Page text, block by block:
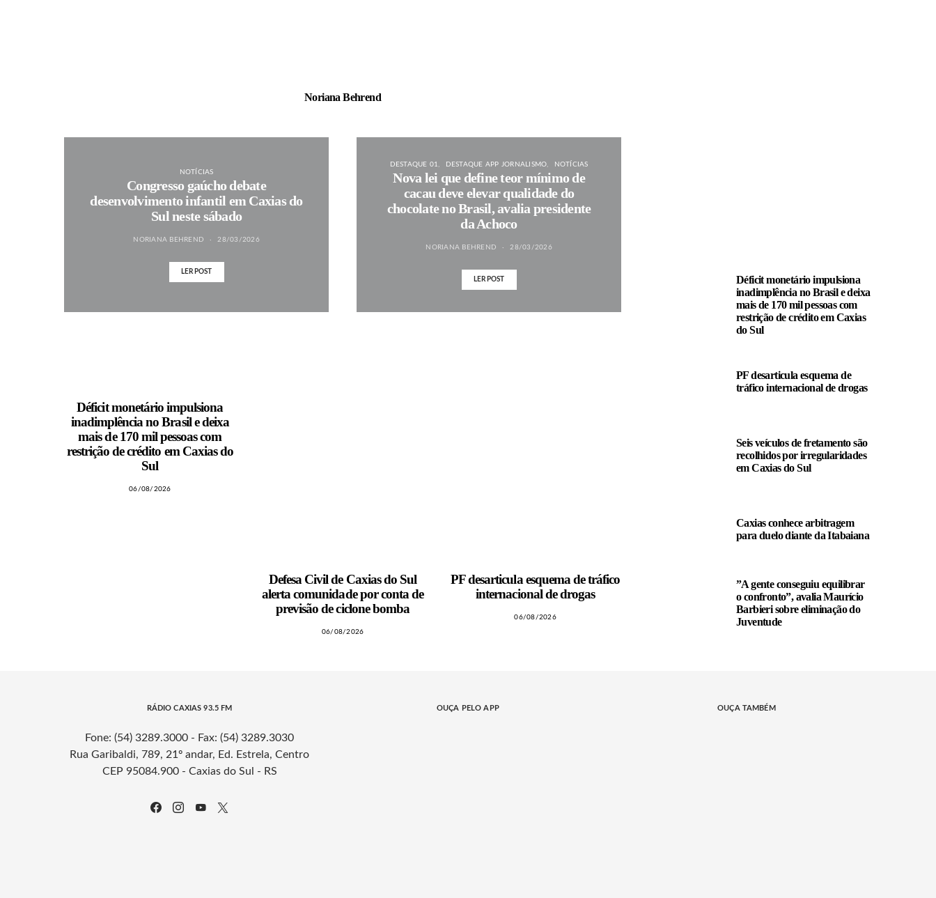
Noriana Behrend
NOTÍCIAS
Congresso gaúcho debate
desenvolvimento infantil em Caxias do
Sul neste sábado
NORIANA BEHREND 28/03/2026
LER POST
DESTAQUE 01 DESTAQUE APP JORNALISMO NOTÍCIAS
Nova lei que define teor mínimo de
cacau deve elevar qualidade do
chocolate no Brasil, avalia presidente
da Achoco
NORIANA BEHREND 28/03/2026
LER POST
Déficit monetário impulsiona
inadimplência no Brasil e deixa
mais de 170 mil pessoas com
restrição de crédito em Caxias do
Sul
06/08/2026
Defesa Civil de Caxias do Sul
alerta comunidade por conta de
previsão de ciclone bomba
06/08/2026
PF desarticula esquema de tráfico
internacional de drogas
06/08/2026
Déficit monetário impulsiona
inadimplência no Brasil e deixa
mais de 170 mil pessoas com
restrição de crédito em Caxias
do Sul
PF desarticula esquema de
tráfico internacional de drogas
Seis veículos de fretamento são
recolhidos por irregularidades
em Caxias do Sul
Caxias conhece arbitragem
para duelo diante da Itabaiana
”A gente conseguiu equilibrar
o confronto”, avalia Maurício
Barbieri sobre eliminação do
Juventude
RÁDIO CAXIAS 93.5 FM
Fone: (54) 3289.3000 - Fax: (54) 3289.3030
Rua Garibaldi, 789, 21º andar, Ed. Estrela, Centro
CEP 95084.900 - Caxias do Sul - RS
OUÇA PELO APP OUÇA TAMBÉM